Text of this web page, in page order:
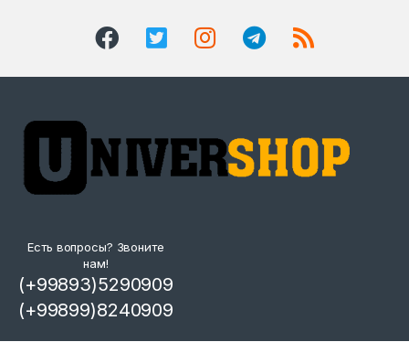
Есть вопросы? Звоните
нам!
(+99893)5290909
(+99899)8240909